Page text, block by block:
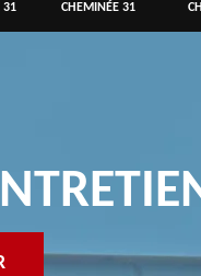
31
CHEMINÉE 31